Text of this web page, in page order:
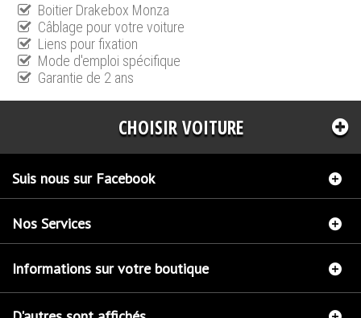
Boitier Drakebox Monza
Câblage pour votre voiture
Liens pour fixation
Mode d'emploi spécifique
Garantie de 2 ans
CHOISIR VOITURE
Suis nous sur Facebook
Nos Services
Informations sur votre boutique